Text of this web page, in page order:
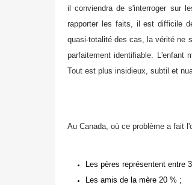
il conviendra de s'interroger sur
rapporter les faits, il est difficile
quasi-totalité des cas, la vérité ne
parfaitement identifiable. L'enfant
Tout est plus insidieux, subtil et
Au Canada, où ce problème a fait
Les pères représentent entre
Les amis de la mère 20 % ;